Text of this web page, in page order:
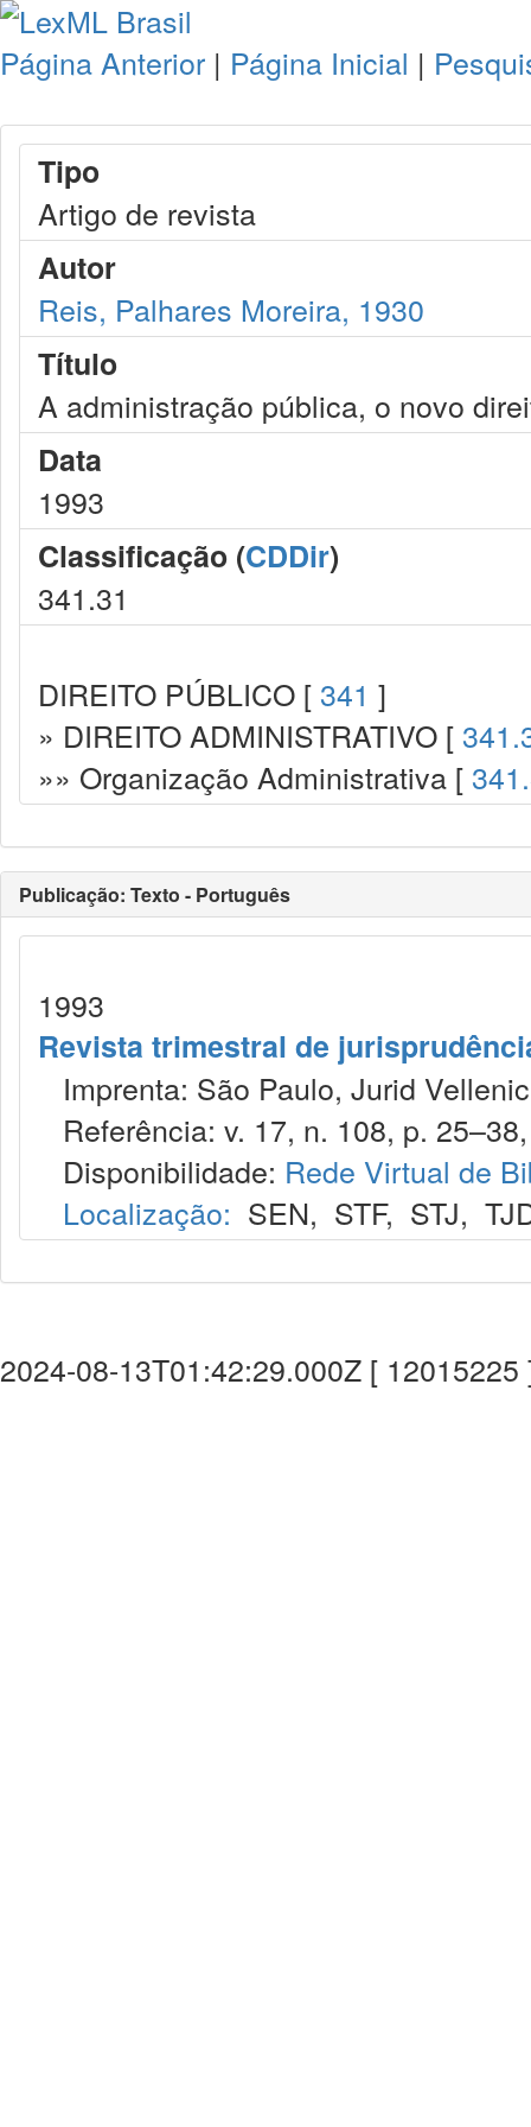
Página Anterior | Página Inicial |
Tipo
Artigo de revista
Autor
Reis, Palhares Moreira, 1930
Título
A administração pública, o novo
Data
1993
Classificação (CDDir)
341.31
DIREITO PÚBLICO [ 341 ]
» DIREITO ADMINISTRATIVO [
»» Organização Administrativa [
Publicação: Texto - Português
1993
Revista trimestral de
Imprenta: São Paulo, Jurid
Referência: v. 17, n. 108, p.
Disponibilidade: Rede Virtual de
Localização: SEN, STF, STJ,
2024-08-13T01:42:29.000Z [ 12015225